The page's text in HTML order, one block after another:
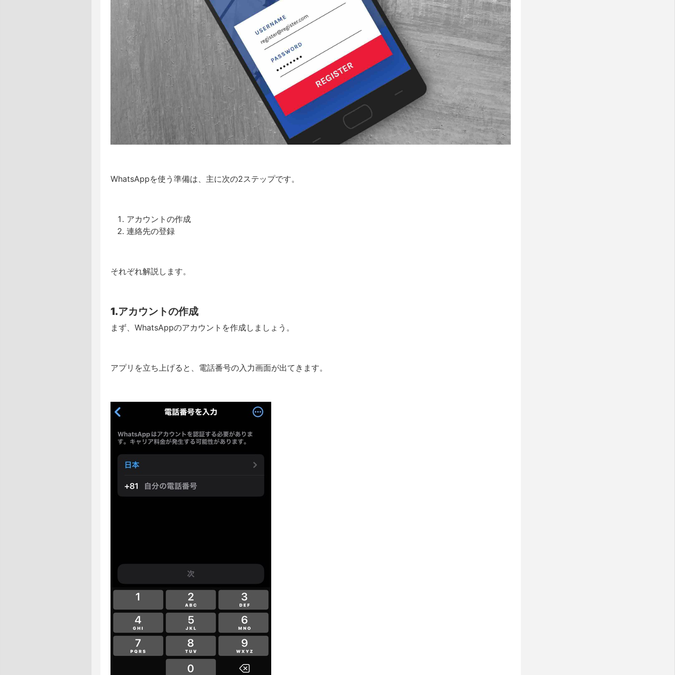
WhatsAppを使う準備は、主に次の2ステップです。
アカウントの作成
連絡先の登録
それぞれ解説します。
1.アカウントの作成
まず、WhatsAppのアカウントを作成しましょう。
アプリを立ち上げると、電話番号の入力画面が出てきます。